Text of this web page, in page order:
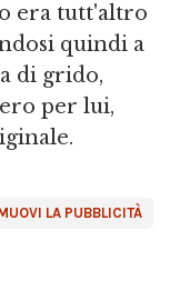
era tutt'altro
quindi a
di grido,
per lui,
LA PUBBLICITÀ